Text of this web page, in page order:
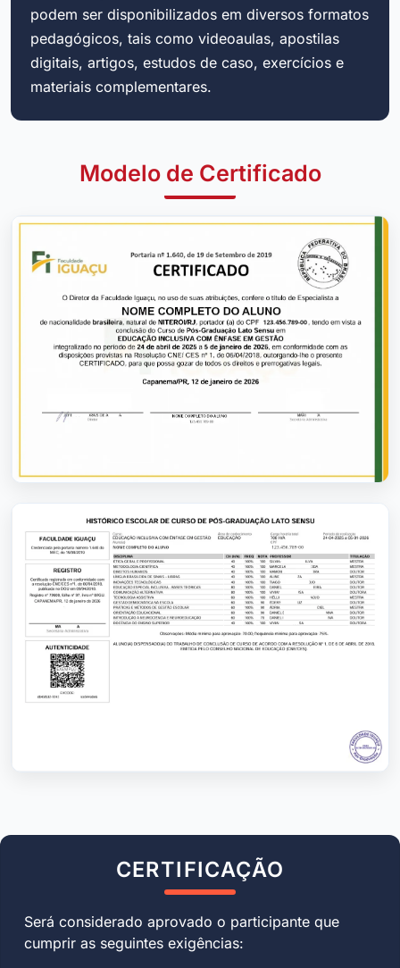
podem ser disponibilizados em diversos formatos
pedagógicos, tais como videoaulas, apostilas
digitais, artigos, estudos de caso, exercícios e
materiais complementares.
Modelo de Certificado
CERTIFICAÇÃO
Será considerado aprovado o participante que
cumprir as seguintes exigências: